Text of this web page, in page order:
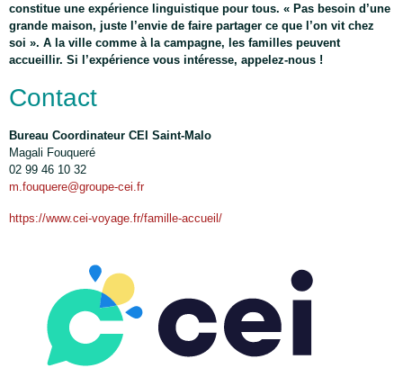
constitue une expérience linguistique pour tous. « Pas besoin d’une
grande maison, juste l’envie de faire partager ce que l’on vit chez
soi ». A la ville comme à la campagne, les familles peuvent
accueillir. Si l’expérience vous intéresse, appelez-nous !
Contact
Bureau Coordinateur CEI Saint-Malo
Magali Fouqueré
02 99 46 10 32
m.fouquere@groupe-cei.fr
https://www.cei-voyage.fr/famille-accueil/